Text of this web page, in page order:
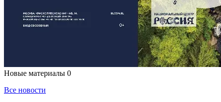
Новые материалы 0
Все новости